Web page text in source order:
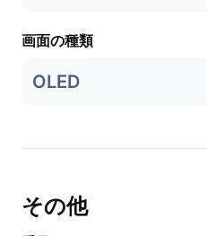
画面の種類
OLED
その他